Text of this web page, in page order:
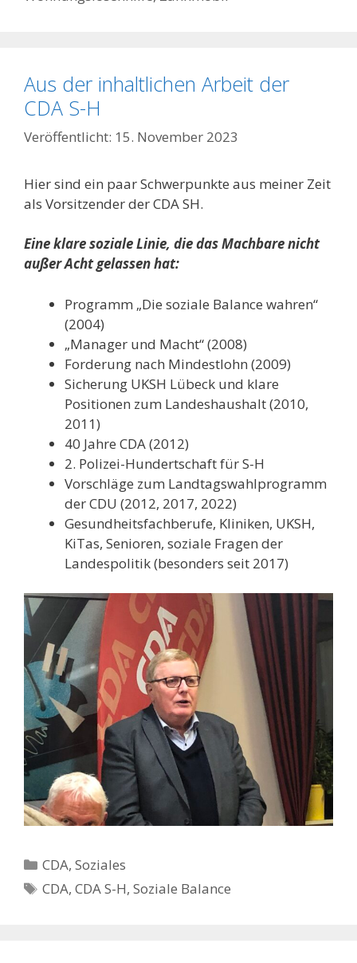
Aus der inhaltlichen Arbeit der
CDA S-H
15. November 2023
Hier sind ein paar Schwerpunkte aus meiner Zeit
als Vorsitzender der CDA SH.
Eine klare soziale Linie, die das Machbare nicht
außer Acht gelassen hat:
Programm „Die soziale Balance wahren“
(2004)
„Manager und Macht“ (2008)
Forderung nach Mindestlohn (2009)
Sicherung UKSH Lübeck und klare
Positionen zum Landeshaushalt (2010,
2011)
40 Jahre CDA (2012)
2. Polizei-Hundertschaft für S-H
Vorschläge zum Landtagswahlprogramm
der CDU (2012, 2017, 2022)
Gesundheitsfachberufe, Kliniken, UKSH,
KiTas, Senioren, soziale Fragen der
Landespolitik (besonders seit 2017)
Kategorien
CDA,Soziales
Schlagwörter
CDA,CDA S-H,Soziale Balance